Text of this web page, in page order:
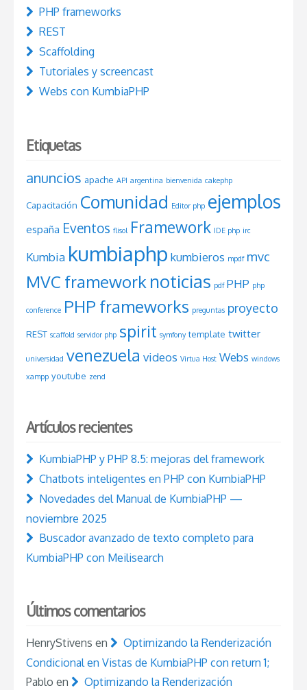
PHP frameworks
REST
Scaffolding
Tutoriales y screencast
Webs con KumbiaPHP
Etiquetas
anuncios apache API argentina bienvenida cakephp
Capacitación Comunidad Editor php ejemplos
españa Eventos flisol Framework IDE php irc
Kumbia kumbiaphp kumbieros mpdf mvc
MVC frameworknoticias pdf PHP php
conference PHP frameworks preguntas proyecto
REST scaffold servidor php spirit symfony template twitter
universidad venezuela videos Virtua Host Webs windows
xampp youtube zend
Artículos recientes
KumbiaPHP y PHP 8.5: mejoras del framework
Chatbots inteligentes en PHP con KumbiaPHP
Novedades del Manual de KumbiaPHP —
noviembre 2025
Buscador avanzado de texto completo para
KumbiaPHP con Meilisearch
Últimos comentarios
HenryStivens en
Optimizando la Renderización
Condicional en Vistas de KumbiaPHP con return 1;
Pablo en Optimizando la Renderización